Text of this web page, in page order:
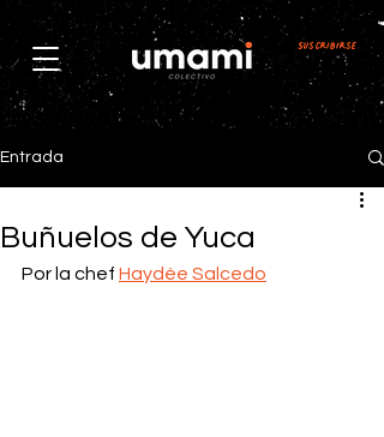
Suscribirse
Entrada
Buñuelos de Yuca
Por la chef Haydée Salcedo